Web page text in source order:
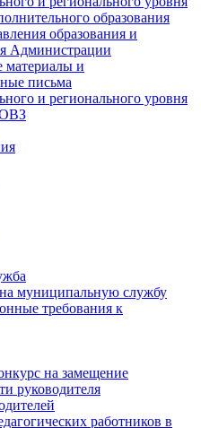
образования
образования и
Администрации
материалы и
письма
и регионального уровня
ОВЗ
муниципальную службу
требования к
на замещение
руководителя
работников в